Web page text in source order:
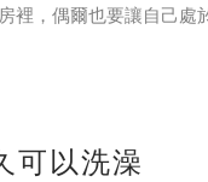
有多渴都應該慢慢點
裡，偶爾也要讓自己
，要記得想法子為身體
可以洗澡